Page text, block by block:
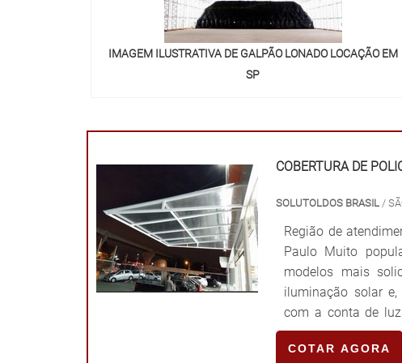
IMAGEM ILUSTRATIVA DE GALPÃO LONADO LOCAÇÃO EM
SP
COBERTURA DE
SOLUTOLDOS BRASIL /
Região de
Paulo Muito
modelos mais
iluminação solar
com a conta de
modelo apresenta
SOBRE O
COTAR AGORA